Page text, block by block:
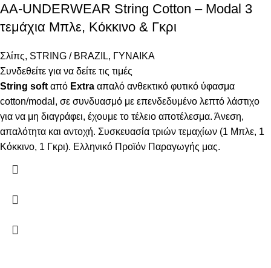
AA-UNDERWEAR String Cotton – Modal 3
τεμάχια Μπλε, Κόκκινο & Γκρι
Σλίπς, STRING / BRAZIL, ΓΥΝΑΙΚΑ
Συνδεθείτε για να δείτε τις τιμές
String soft από Extra απαλό ανθεκτικό φυτικό ύφασμα
cotton/modal, σε συνδυασμό με επενδεδυμένο λεπτό λάστιχο
για να μη διαγράφει, έχουμε το τέλειο αποτέλεσμα. Άνεση,
απαλότητα και αντοχή. Συσκευασία τριών τεμαχίων (1 Μπλε, 1
Κόκκινο, 1 Γκρι). Ελληνικό Προϊόν Παραγωγής μας.